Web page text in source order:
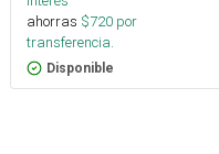
ahorras $720 por
transferencia.
Disponible